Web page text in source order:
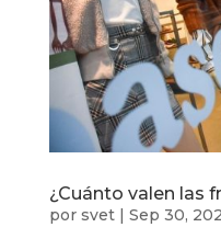
¿Cuánto valen las
por svet| Sep 30,